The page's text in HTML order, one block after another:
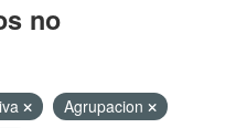
no
Agrupacion